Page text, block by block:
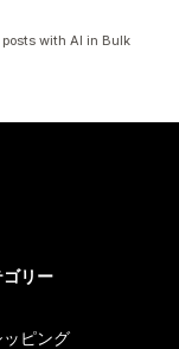
with AI in Bulk
ゴリー
ッピング